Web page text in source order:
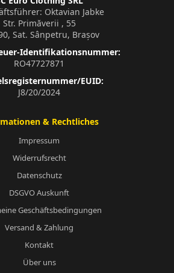
Oktavian Jabke
Str. Primăverii , 55
Sat. Sânpetru, Brașov
Identifikationsnummer:
RO47727871
EUID:
J8/20/2024
& Rechtliches
Impressum
Widerrufsrecht
Datenschutz
DSGVO Auskunft
Geschäftsbedingungen
Versand & Zahlung
Kontakt
Über uns